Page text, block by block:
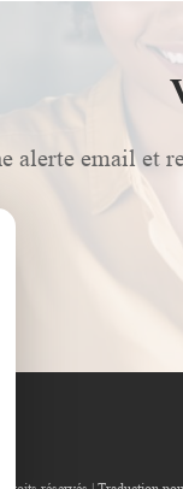
alerte email et